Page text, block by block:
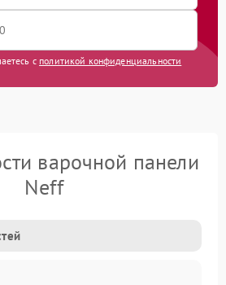
с политикой конфиденциальности
варочной панели
Neff